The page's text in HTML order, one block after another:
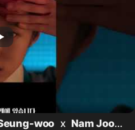
woo x Nam Joo-